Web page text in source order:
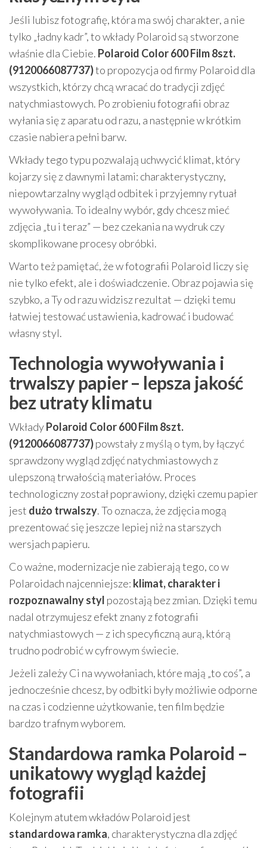
Jeśli lubisz fotografię, która ma swój charakter, a nie
tylko „ładny kadr”, to wkłady Polaroid są stworzone
właśnie dla Ciebie. Polaroid Color 600 Film 8szt.
(9120066087737)to propozycja od firmy Polaroid dla
wszystkich, którzy chcą wracać do tradycji zdjęć
natychmiastowych. Po zrobieniu fotografii obraz
wyłania się z aparatu od razu, a następnie w krótkim
czasie nabiera pełni barw.
Wkłady tego typu pozwalają uchwycić klimat, który
kojarzy się z dawnymi latami: charakterystyczny,
niepowtarzalny wygląd odbitek i przyjemny rytuał
wywoływania. To idealny wybór, gdy chcesz mieć
zdjęcia „tu i teraz” — bez czekania na wydruk czy
skomplikowane procesy obróbki.
Warto też pamiętać, że w fotografii Polaroid liczy się
nie tylko efekt, ale i doświadczenie. Obraz pojawia się
szybko, a Ty od razu widzisz rezultat — dzięki temu
łatwiej testować ustawienia, kadrować i budować
własny styl.
Technologia wywoływania i
trwalszy papier – lepsza jakość
bez utraty klimatu
WkładyPolaroid Color 600 Film 8szt.
(9120066087737)powstały z myślą o tym, by łączyć
sprawdzony wygląd zdjęć natychmiastowych z
ulepszoną trwałością materiałów. Proces
technologiczny został poprawiony, dzięki czemu papier
jest dużo trwalszy. To oznacza, że zdjęcia mogą
prezentować się jeszcze lepiej niż na starszych
wersjach papieru.
Co ważne, modernizacje nie zabierają tego, co w
Polaroidach najcenniejsze: klimat, charakter i
rozpoznawalny styl pozostają bez zmian. Dzięki temu
nadal otrzymujesz efekt znany z fotografii
natychmiastowych — z ich specyficzną aurą, którą
trudno podrobić w cyfrowym świecie.
Jeżeli zależy Ci na wywołaniach, które mają „to coś”, a
jednocześnie chcesz, by odbitki były możliwie odporne
na czas i codzienne użytkowanie, ten film będzie
bardzo trafnym wyborem.
Standardowa ramka Polaroid –
unikatowy wygląd każdej
fotografii
Kolejnym atutem wkładów Polaroid jest
standardowa ramka, charakterystyczna dla zdjęć